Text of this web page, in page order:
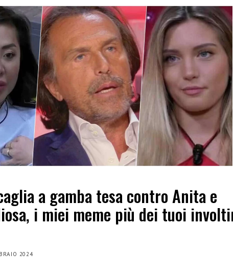
a gamba tesa contro Anita e
i miei meme più dei tuoi
2024